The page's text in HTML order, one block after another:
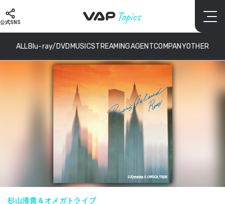
公式SNS
ALLBlu-ray/DVD MUSICSTREAMINGAGENTCOMPANYOTHER
杉山清貴＆オメガトライブ